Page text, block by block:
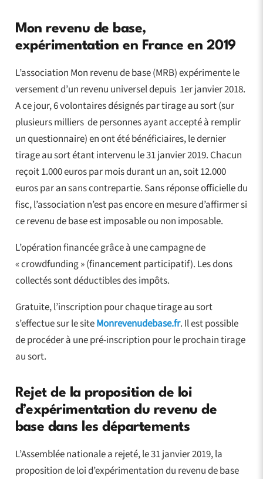
Mon revenu de base,
expérimentation en France en 2019
L’association Mon revenu de base (MRB) expérimente le
versement d’un revenu universel depuis 1er janvier 2018.
A ce jour, 6 volontaires désignés par tirage au sort (sur
plusieurs milliers de personnes ayant accepté à remplir
un questionnaire) en ont été bénéficiaires, le dernier
tirage au sort étant intervenu le 31 janvier 2019. Chacun
reçoit 1.000 euros par mois durant un an, soit 12.000
euros par an sans contrepartie. Sans réponse officielle du
fisc, l’association n’est pas encore en mesure d’affirmer si
ce revenu de base est imposable ou non imposable.
L’opération financée grâce à une campagne de
« crowdfunding » (financement participatif). Les dons
collectés sont déductibles des impôts.
Gratuite, l’inscription pour chaque tirage au sort
s’effectue sur le siteMonrevenudebase.fr. Il est possible
de procéder à une pré-inscription pour le prochain tirage
au sort.
Rejet de la proposition de loi
d’expérimentation du revenu de
base dans les départements
L’Assemblée nationale a rejeté, le 31 janvier 2019, la
proposition de loi d’expérimentation du revenu de base